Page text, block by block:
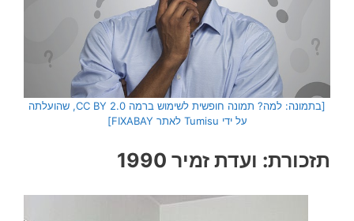
[בתמונה: למה? תמונה חופשית לשימוש ברמה CC BY 2.0, שהועלתה
על ידי Tumisu לאתר FIXABAY]
תזכורת: ועדת זמיר 1990